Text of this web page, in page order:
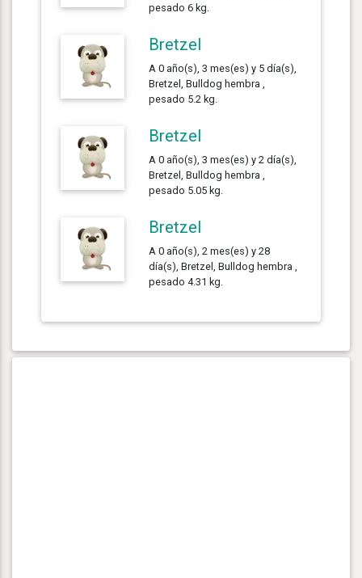
pesado 6 kg.
Bretzel
A 0 año(s), 3 mes(es) y 5 día(s),
Bretzel, Bulldog hembra ,
pesado 5.2 kg.
Bretzel
A 0 año(s), 3 mes(es) y 2 día(s),
Bretzel, Bulldog hembra ,
pesado 5.05 kg.
Bretzel
A 0 año(s), 2 mes(es) y 28
día(s), Bretzel, Bulldog hembra ,
pesado 4.31 kg.